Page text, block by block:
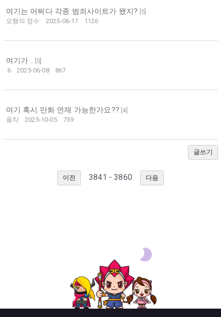
여기는 어쩌다 각종 범죄사이트가 됐지? 5]
오행의 정수
2025-06-17 1126
여기가 .. 5
.6
2025-06-08 867
여기 혹시 만화 연재 가능한가요?? 4]
옼칵
2025-10-05 739
글쓰기
이전 3841 - 3860 다음